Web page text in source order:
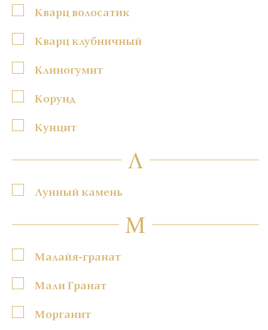
Кварц волосатик
Кварц клубничный
Клиногумит
Корунд
Кунцит
Л
Лунный камень
М
Малайя-гранат
Мали Гранат
Морганит